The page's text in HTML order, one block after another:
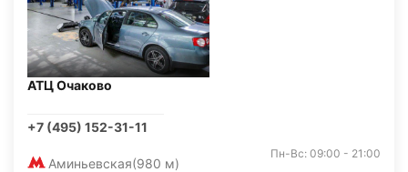
АТЦ Очаково
+7 (495) 152-31-11
Аминьевская(980 м)
Пн-Вс: 09:00 - 21:00